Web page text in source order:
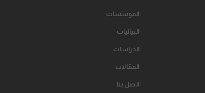
الموسسات
البیانیات
الدراسات
المقالات
اتصل بنا